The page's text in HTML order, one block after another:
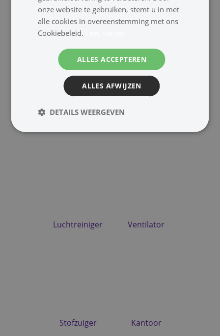
na verbruik van 1000 Liter water.
Huis en Tuin
Luchtreiniger Ventilator
Stofzuiger Kantoor
onze website te gebruiken, stemt u in met
alle cookies in overeenstemming met ons
Cookiebeleid.
ALLES ACCEPTEREN
ALLES AFWIJZEN
DETAILS WEERGEVEN